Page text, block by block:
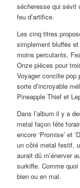
sécheresse qui sévit
feu d’artifice.
Les cinq titres
simplement bluffés
moins percutants,
Onze pièces pour
Voyager concilie
sorte d’incroyable
Pineapple Thief et
Dans l’album il y a
metal façon fête
encore ‘Promise’ et
un côté metal festif,
aurait dû m’énerver
surkiffe. Comme
bien ou en mal.